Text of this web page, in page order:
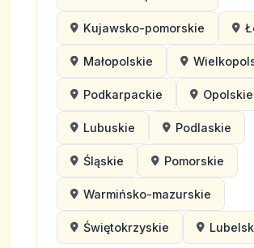
Kujawsko-pomorskie
Małopolskie
Podkarpackie Opolskie
Lubuskie Podlaskie
Śląskie Pomorskie
Warmińsko-mazurskie
Świętokrzyskie